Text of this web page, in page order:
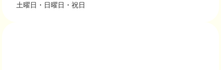
土曜日・日曜日・祝日